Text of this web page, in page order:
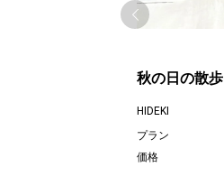
秋の日の散歩
HIDEKI
プラン
価格